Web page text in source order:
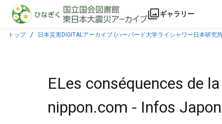
本文に飛ぶ
ギャラリー
トップ 日本災害DIGITALアーカイブ (ハーバード大学ライシャワー日本研究
ELes conséquences de
nippon.com - Infos Japon